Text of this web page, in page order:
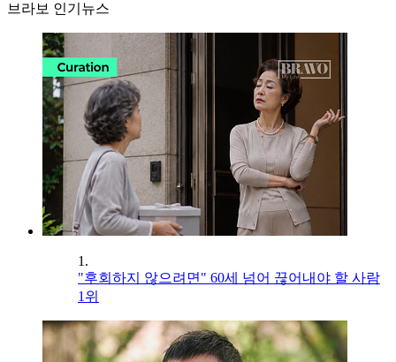
브라보 인기뉴스
1.
"후회하지 않으려면" 60세 넘어 끊어내야 할 사람
1위